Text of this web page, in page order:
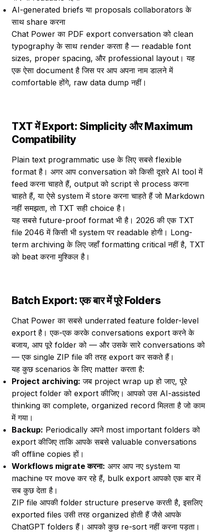
AI-generated briefs या proposals collaborators के
साथ share करना
Chat Power का PDF export conversation को clean
typography के साथ render करता है — readable font
sizes, proper spacing, और professional layout। यह
एक ऐसा document है जिस पर आप अपना नाम डालने में
comfortable होंगे, raw data dump नहीं।
TXT में Export: Simplicity और Maximum
Compatibility
Plain text programmatic use के लिए सबसे flexible
format है। अगर आप conversation को किसी दूसरे AI tool में
feed करना चाहते हैं, output को script से process करना
चाहते हैं, या ऐसे system में store करना चाहते हैं जो Markdown
नहीं समझता, तो TXT सही choice है।
यह सबसे future-proof format भी है। 2026 की एक TXT
file 2046 में किसी भी system पर readable होगी। Long-
term archiving के लिए जहाँ formatting critical नहीं है, TXT
को beat करना मुश्किल है।
Batch Export: एक बार में पूरे Folders
Chat Power का सबसे underrated feature folder-level
export है। एक-एक करके conversations export करने के
बजाय, आप पूरे folder को — और उसके सारे conversations को
— एक single ZIP file की तरह export कर सकते हैं।
यह कुछ scenarios के लिए matter करता है:
Project archiving: जब project wrap up हो जाए, पूरे
project folder को export कीजिए। आपको उस AI-assisted
thinking का complete, organized record मिलता है जो काम
में गया।
Backup: Periodically अपने most important folders को
export कीजिए ताकि आपके सबसे valuable conversations
की offline copies हों।
Workflows migrate करना: अगर आप नए system या
machine पर move कर रहे हैं, bulk export आपको एक बार में
सब कुछ देता है।
ZIP file आपकी folder structure preserve करती है, इसलिए
exported files उसी तरह organized होती हैं जैसे आपके
ChatGPT folders हैं। आपको कुछ re-sort नहीं करना पड़ता।